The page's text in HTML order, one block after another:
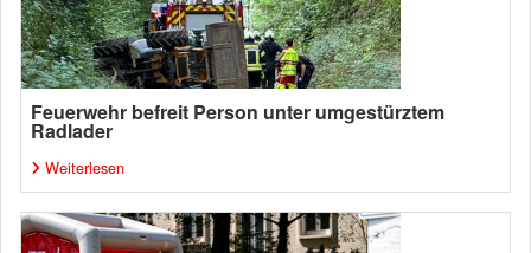
Feuerwehr befreit Person unter umgestürztem
Radlader
Weiterlesen